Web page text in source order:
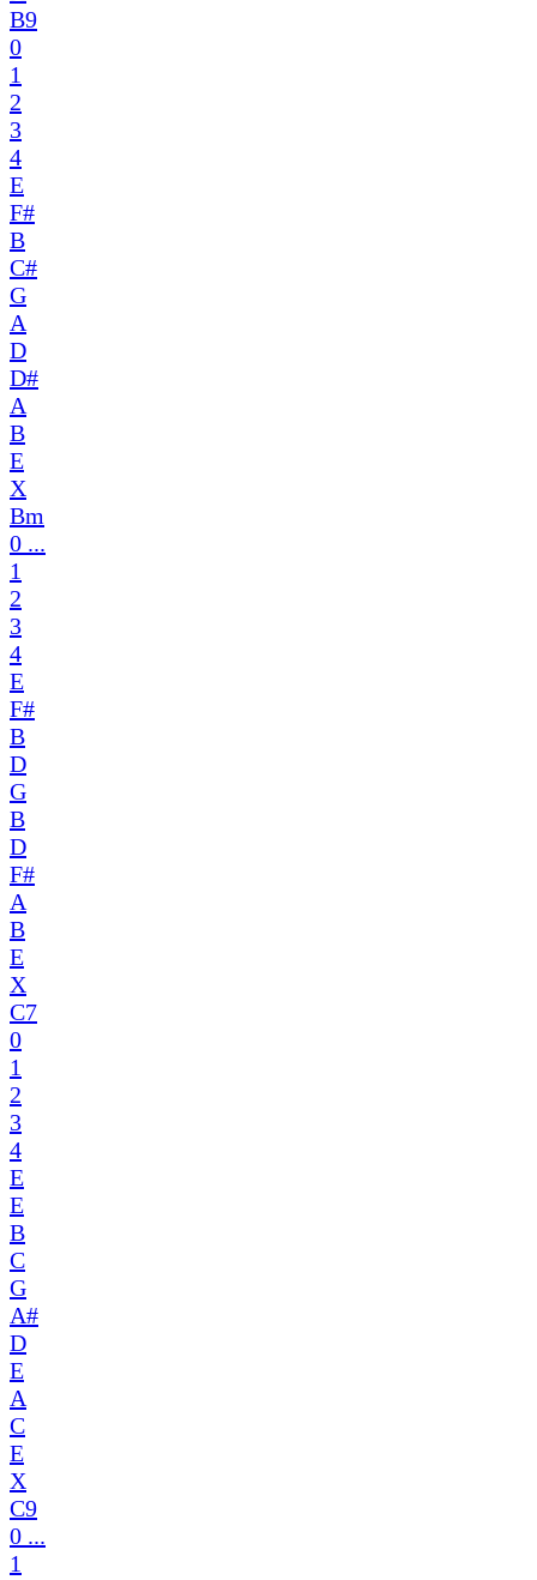
B9
0
1
2
3
4
E
F#
B
C#
G
A
D
D#
A
B
E
X
Bm
0 ...
1
2
3
4
E
F#
B
D
G
B
D
F#
A
B
E
X
C7
0
1
2
3
4
E
E
B
C
G
A#
D
E
A
C
E
X
C9
0 ...
1